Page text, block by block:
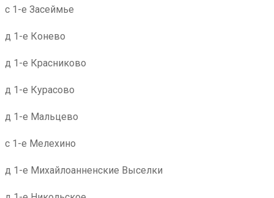
с 1-е Засеймье
д 1-е Конево
д 1-е Красниково
д 1-е Курасово
д 1-е Мальцево
с 1-е Мелехино
д 1-е Михайлоанненские Выселки